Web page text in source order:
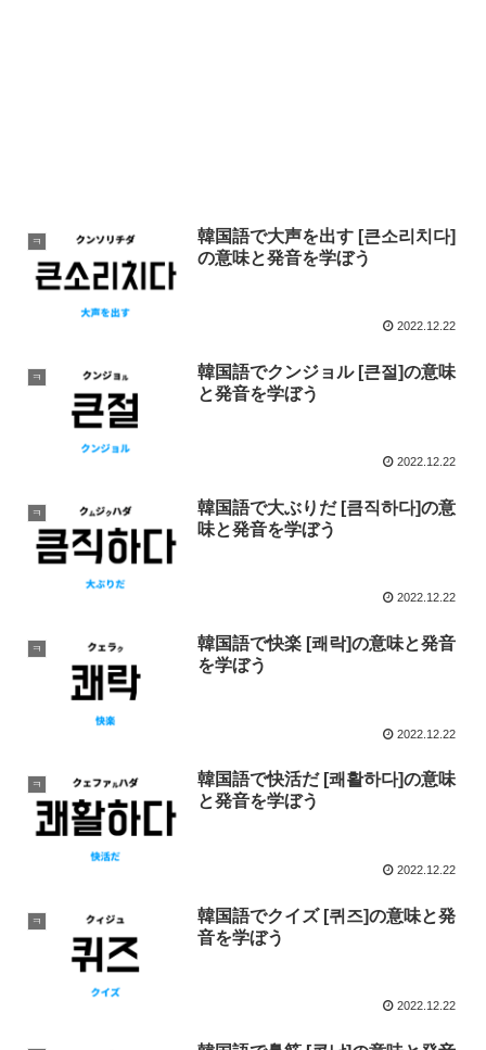
ㅋ
韓国語で大声を出す [큰소리치다]
の意味と発音を学ぼう
2022.12.22
ㅋ
韓国語でクンジョル [큰절]の意味
と発音を学ぼう
2022.12.22
ㅋ
韓国語で大ぶりだ [큼직하다]の意
味と発音を学ぼう
2022.12.22
ㅋ
韓国語で快楽 [쾌락]の意味と発音
を学ぼう
2022.12.22
ㅋ
韓国語で快活だ [쾌활하다]の意味
と発音を学ぼう
2022.12.22
ㅋ
韓国語でクイズ [퀴즈]の意味と発
音を学ぼう
2022.12.22